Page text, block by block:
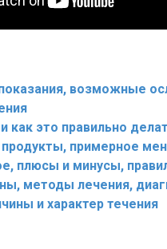
возможные
как это правильно
примерное
плюсы и минусы,
методы лечения,
и характер течения